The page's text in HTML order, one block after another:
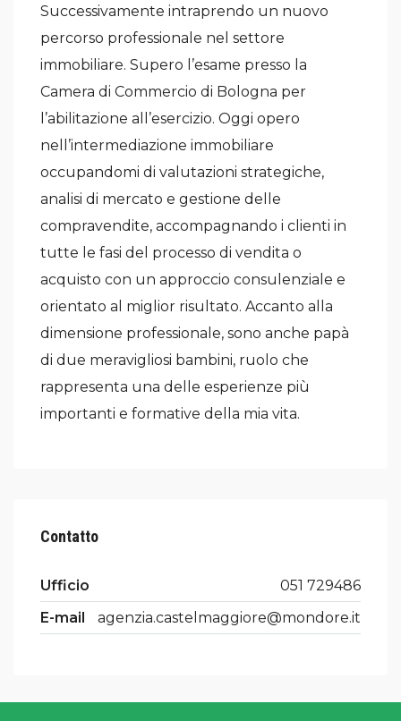
Successivamente intraprendo un nuovo
percorso professionale nel settore
immobiliare. Supero l’esame presso la
Camera di Commercio di Bologna per
l’abilitazione all’esercizio. Oggi opero
nell’intermediazione immobiliare
occupandomi di valutazioni strategiche,
analisi di mercato e gestione delle
compravendite, accompagnando i clienti in
tutte le fasi del processo di vendita o
acquisto con un approccio consulenziale e
orientato al miglior risultato. Accanto alla
dimensione professionale, sono anche papà
di due meravigliosi bambini, ruolo che
rappresenta una delle esperienze più
importanti e formative della mia vita.
Contatto
Ufficio
051 729486
E-mail
agenzia.castelmaggiore@mondore.it